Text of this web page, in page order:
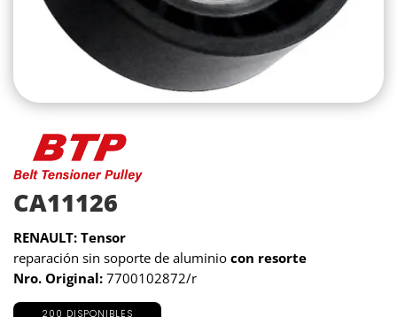
CA11126
RENAULT: Tensor
reparación sin soporte de aluminio con resorte
Nro. Original: 7700102872/r
200 DISPONIBLES